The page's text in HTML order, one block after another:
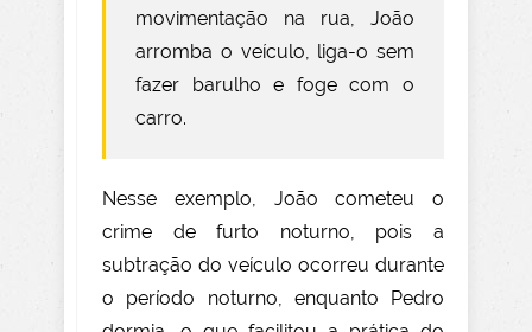
movimentação na rua, João
arromba o veículo, liga-o sem
fazer barulho e foge com o
carro.
Nesse exemplo, João cometeu o
crime de furto noturno, pois a
subtração do veículo ocorreu durante
o período noturno, enquanto Pedro